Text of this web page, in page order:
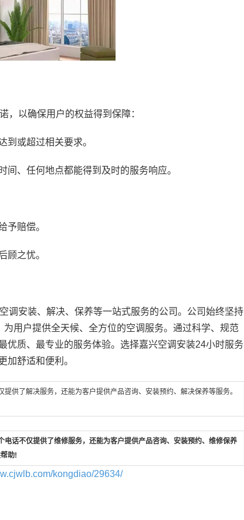
以确保用户的权益得到保障：
或超过相关要求。
、任何地点都能得到及时的服务响应。
赔偿。
之忧。
安装、解决、保养等一站式服务的公司。公司始终坚持
用户提供全天候、全方位的空调服务。通过科学、规范
优质、最专业的服务体验。选择嘉兴空调安装24小时服务
加舒适和便利。
供了解决服务，还能为客户提供产品咨询、安装预约、解决保养等服务。
话不仅提供了维修服务，还能为客户提供产品咨询、安装预约、维修保养
助!
kongdiao/29634/